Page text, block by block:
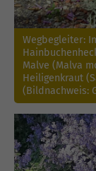
Wegbegleiter:
Malve (Malva
Heiligenkraut
(Bildnachweis: